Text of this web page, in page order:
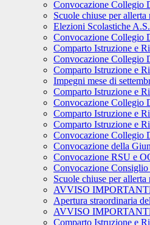
Convocazione Collegio
Scuole chiuse per allerta
Elezioni Scolastiche
Convocazione Collegio
Comparto Istruzione e
Convocazione Collegio
Comparto Istruzione e
Impegni mese di
Comparto Istruzione e
Convocazione Collegio
Comparto Istruzione e
Comparto Istruzione e
Convocazione Collegio
Convocazione della
Convocazione RSU e
Convocazione
Scuole chiuse per allerta
AVVISO
Apertura straordinaria
AVVISO
Comparto Istruzione e